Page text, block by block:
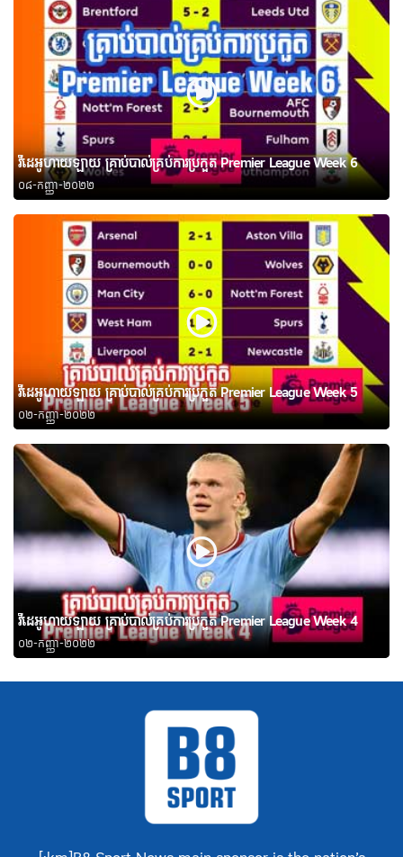
វីដេអូហាយឡាយ គ្រាប់បាល់គ្រប់ការប្រកួត Premier League Week 6
០៨-កញ្ញា-២០២២
វីដេអូហាយឡាយ គ្រាប់បាល់គ្រប់ការប្រកួត Premier League Week 5
០២-កញ្ញា-២០២២
វីដេអូហាយឡាយ គ្រាប់បាល់គ្រប់ការប្រកួត Premier League Week 4
០២-កញ្ញា-២០២២